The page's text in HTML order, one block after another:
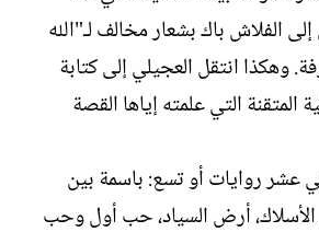
الفلاش باك بشعار مخالف لـ"الله
وهكذا انتقل العجيلي إلى كتابة
المتقنة التي علمته إياها القصة
عشر روايات أو تسع: باسمة بين
أرض السياد، حب أول وحب